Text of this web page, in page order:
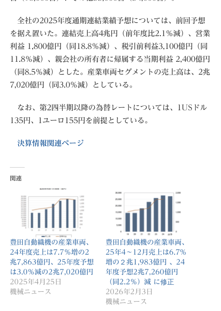
全社の2025年度通期連結業績予想については、前回予想
を据え置いた。連結売上高4兆円（前年度比2.1％減）、営業
利益 1,800億円（同18.8％減）、税引前利益3,100億円（同
11.8％減）、親会社の所有者に帰属する当期利益 2,400億円
（同8.5％減）とした。産業車両セグメントの売上高は、2兆
7,020億円（同3.0％減）としている。
なお、第2四半期以降の為替レートについては、1USドル
135円、1ユーロ155円を前提としている。
決算情報関連ページ
関連
豊田自動織機の産業車両、
24年度売上は7.7％増の2
兆7,863億円、25年度予想
は3.0％減の2兆7,020億円
2025年4月25日
機械ニュース
豊田自動織機の産業車両、
25年4〜12月売上は6.7%
増の２兆1,983億円 、24
年度予想2兆7,260億円
（同2.2％）減 に修正
2026年2月3日
機械ニュース